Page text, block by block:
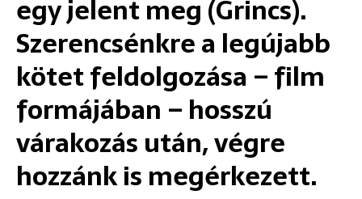
egy jelent meg (Grincs).
Szerencsénkre a legújabb
kötet feldolgozása – film
formájában – hosszú
várakozás után, végre
hozzánk is megérkezett.